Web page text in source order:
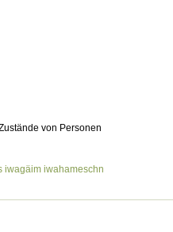
von Personen
iwagäim iwahameschn